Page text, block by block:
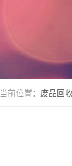
当前位置： 废品回